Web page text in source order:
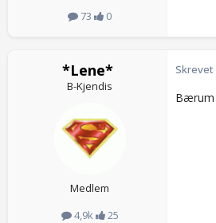
73
0
*Lene*
B-Kjendis
Medlem
4,9k
25
Skrevet
Bærum